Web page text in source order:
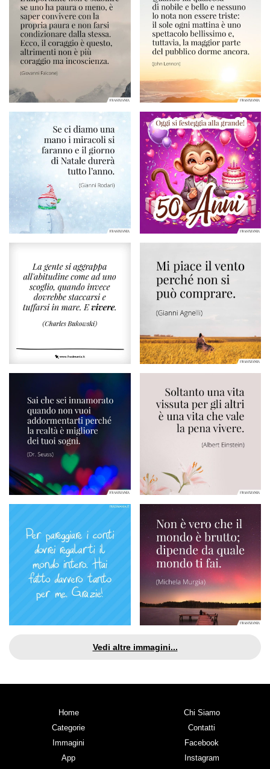
Vedi altre immagini...
Home
Categorie
Immagini
App
Chi Siamo
Contatti
Facebook
Instagram